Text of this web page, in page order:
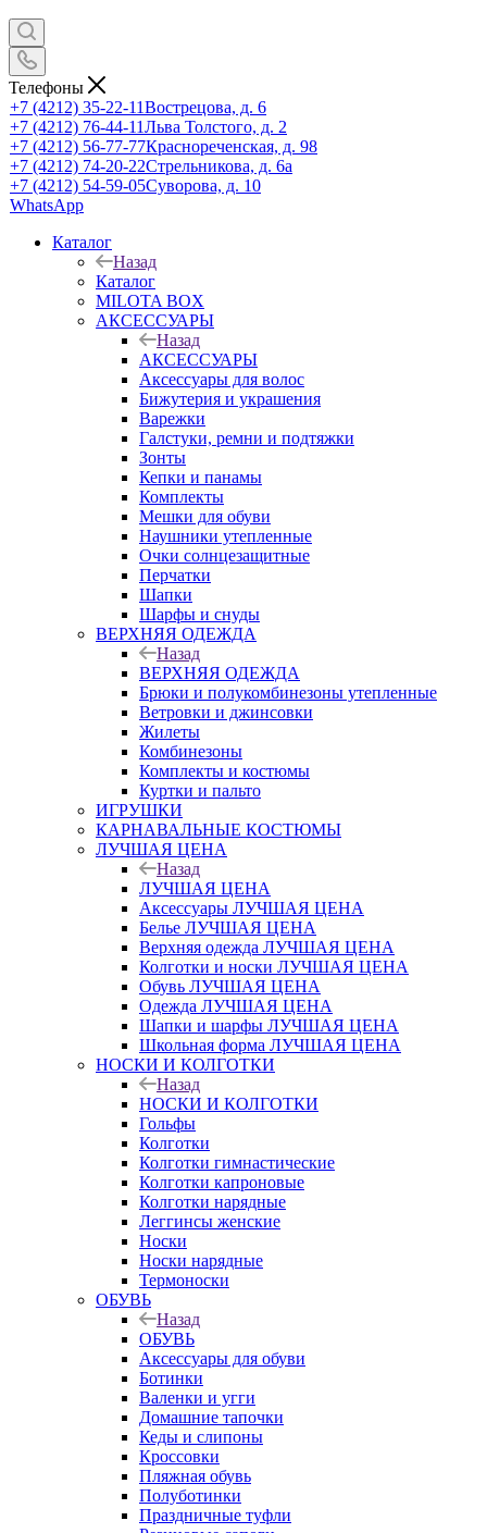
Телефоны
+7 (4212) 35-22-11Вострецова, д. 6
+7 (4212) 76-44-11Льва Толстого, д. 2
+7 (4212) 56-77-77Краснореченская, д. 98
+7 (4212) 74-20-22Стрельникова, д. 6а
+7 (4212) 54-59-05Суворова, д. 10
WhatsApp
Каталог
Назад
Каталог
MILOTA BOX
АКСЕССУАРЫ
Назад
АКСЕССУАРЫ
Аксессуары для волос
Бижутерия и украшения
Варежки
Галстуки, ремни и подтяжки
Зонты
Кепки и панамы
Комплекты
Мешки для обуви
Наушники утепленные
Очки солнцезащитные
Перчатки
Шапки
Шарфы и снуды
ВЕРХНЯЯ ОДЕЖДА
Назад
ВЕРХНЯЯ ОДЕЖДА
Брюки и полукомбинезоны утепленные
Ветровки и джинсовки
Жилеты
Комбинезоны
Комплекты и костюмы
Куртки и пальто
ИГРУШКИ
КАРНАВАЛЬНЫЕ КОСТЮМЫ
ЛУЧШАЯ ЦЕНА
Назад
ЛУЧШАЯ ЦЕНА
Аксессуары ЛУЧШАЯ ЦЕНА
Белье ЛУЧШАЯ ЦЕНА
Верхняя одежда ЛУЧШАЯ ЦЕНА
Колготки и носки ЛУЧШАЯ ЦЕНА
Обувь ЛУЧШАЯ ЦЕНА
Одежда ЛУЧШАЯ ЦЕНА
Шапки и шарфы ЛУЧШАЯ ЦЕНА
Школьная форма ЛУЧШАЯ ЦЕНА
НОСКИ И КОЛГОТКИ
Назад
НОСКИ И КОЛГОТКИ
Гольфы
Колготки
Колготки гимнастические
Колготки капроновые
Колготки нарядные
Леггинсы женские
Носки
Носки нарядные
Термоноски
ОБУВЬ
Назад
ОБУВЬ
Аксессуары для обуви
Ботинки
Валенки и угги
Домашние тапочки
Кеды и слипоны
Кроссовки
Пляжная обувь
Полуботинки
Праздничные туфли